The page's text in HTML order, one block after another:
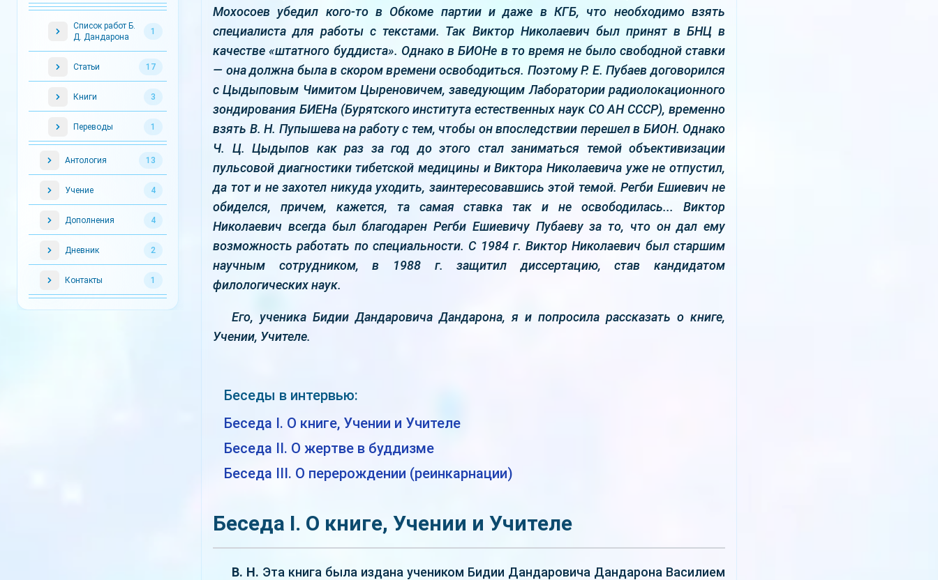
Список работ Б.
Д. Дандарона
1
Статьи 17
Книги 3
Переводы 1
Антология 13
Учение 4
Дополнения 4
Дневник 2
Контакты 1
Мохосоев убедил кого-то в Обкоме партии и даже в КГБ, что необходимо взять
специалиста для работы с текстами. Так Виктор Николаевич был принят в БНЦ в
качестве «штатного буддиста». Однако в БИОНе в то время не было свободной ставки
— она должна была в скором времени освободиться. Поэтому Р. Е. Пубаев договорился
с Цыдыповым Чимитом Цыреновичем, заведующим Лаборатории радиолокационного
зондирования БИЕНа (Бурятского института естественных наук СО АН CCCР), временно
взять В. Н. Пупышева на работу с тем, чтобы он впоследствии перешел в БИОН. Однако
Ч. Ц. Цыдыпов как раз за год до этого стал заниматься темой объективизации
пульсовой диагностики тибетской медицины и Виктора Николаевича уже не отпустил,
да тот и не захотел никуда уходить, заинтересовавшись этой темой. Регби Ешиевич не
обиделся, причем, кажется, та самая ставка так и не освободилась... Виктор
Николаевич всегда был благодарен Регби Ешиевичу Пубаеву за то, что он дал ему
возможность работать по специальности. С 1984 г. Виктор Николаевич был старшим
научным сотрудником, в 1988 г. защитил диссертацию, став кандидатом
филологических наук.
Его, ученика Бидии Дандаровича Дандарона, я и попросила рассказать о книге,
Учении, Учителе.
Беседы в интервью:
Беседа I. О книге, Учении и Учителе
Беседа II. О жертве в буддизме
Беседа III. О перерождении (реинкарнации)
Беседа I. О книге, Учении и Учителе
В. Н. Эта книга была издана учеником Бидии Дандаровича Дандарона Василием